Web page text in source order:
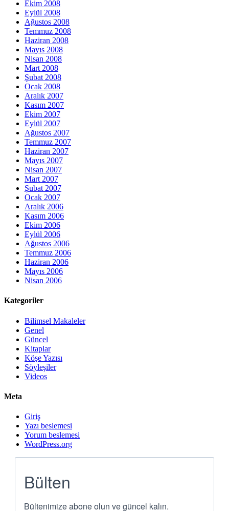
Ekim 2008
Eylül 2008
Ağustos 2008
Temmuz 2008
Haziran 2008
Mayıs 2008
Nisan 2008
Mart 2008
Şubat 2008
Ocak 2008
Aralık 2007
Kasım 2007
Ekim 2007
Eylül 2007
Ağustos 2007
Temmuz 2007
Haziran 2007
Mayıs 2007
Nisan 2007
Mart 2007
Şubat 2007
Ocak 2007
Aralık 2006
Kasım 2006
Ekim 2006
Eylül 2006
Ağustos 2006
Temmuz 2006
Haziran 2006
Mayıs 2006
Nisan 2006
Kategoriler
Bilimsel Makaleler
Genel
Güncel
Kitaplar
Köşe Yazısı
Söyleşiler
Videos
Meta
Giriş
Yazı beslemesi
Yorum beslemesi
WordPress.org